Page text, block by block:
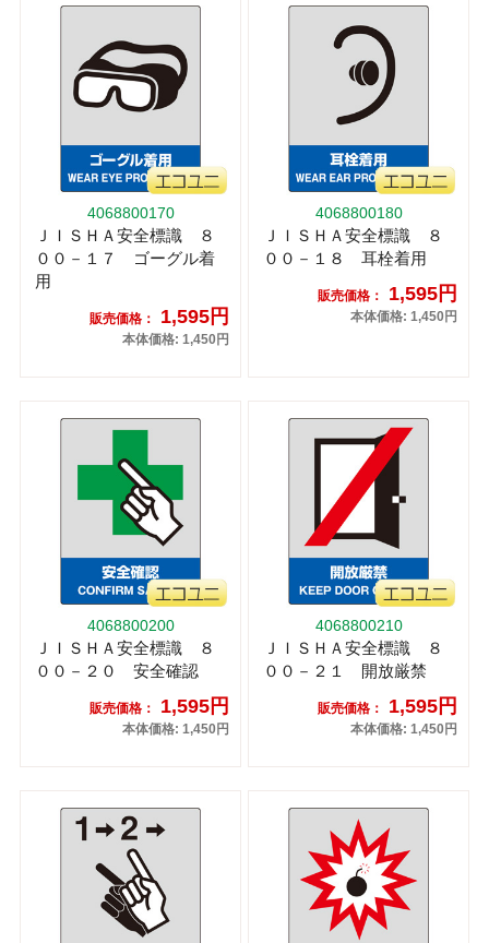
4068800170
ＪＩＳＨＡ安全標識 ８
００－１７ ゴーグル着
用
販売価格： 1,595円
本体価格: 1,450円
4068800180
ＪＩＳＨＡ安全標識 ８
００－１８ 耳栓着用
販売価格： 1,595円
本体価格: 1,450円
4068800200
ＪＩＳＨＡ安全標識 ８
００－２０ 安全確認
販売価格： 1,595円
本体価格: 1,450円
4068800210
ＪＩＳＨＡ安全標識 ８
００－２１ 開放厳禁
販売価格： 1,595円
本体価格: 1,450円